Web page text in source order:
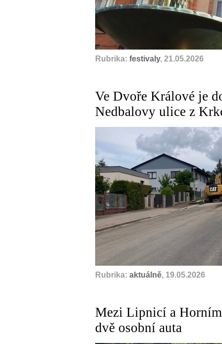
Rubrika: festivaly, 21.05.2026
Ve Dvoře Králové je
Nedbalovy ulice z
Rubrika: aktuálně, 19.05.2026
Mezi Lipnicí a Horním
dvě osobní auta